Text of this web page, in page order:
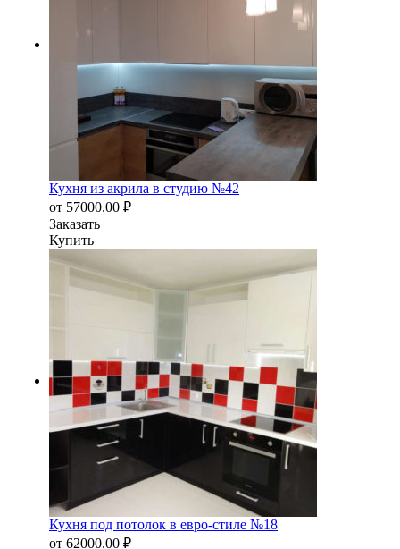
Кухня из акрила в студию №42
от 57000.00 ₽
Заказать
Купить
Кухня под потолок в евро-стиле №18
от 62000.00 ₽